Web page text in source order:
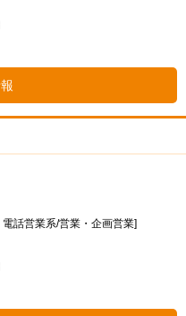
話営業系/営業・企画営業]